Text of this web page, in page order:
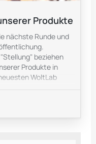
Produkte
nächste Runde und
beziehen
Produkte in
WoltLab
WoltLab Suite 6.1
können / sollten